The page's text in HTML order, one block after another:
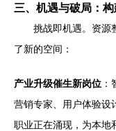
三、机遇与破局：
挑战即机遇。资源
了新的空间：
产业升级催生新岗位
营销专家、用户体验设
职业正在涌现，为本地